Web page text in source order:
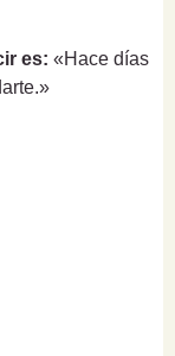
es: «Hace días